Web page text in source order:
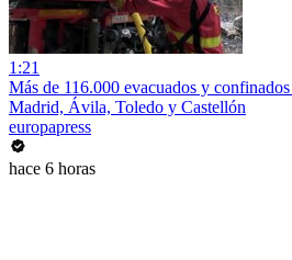
1:21
Más de 116.000 evacuados y
Madrid, Ávila, Toledo y Castellón
europapress
hace 6 horas